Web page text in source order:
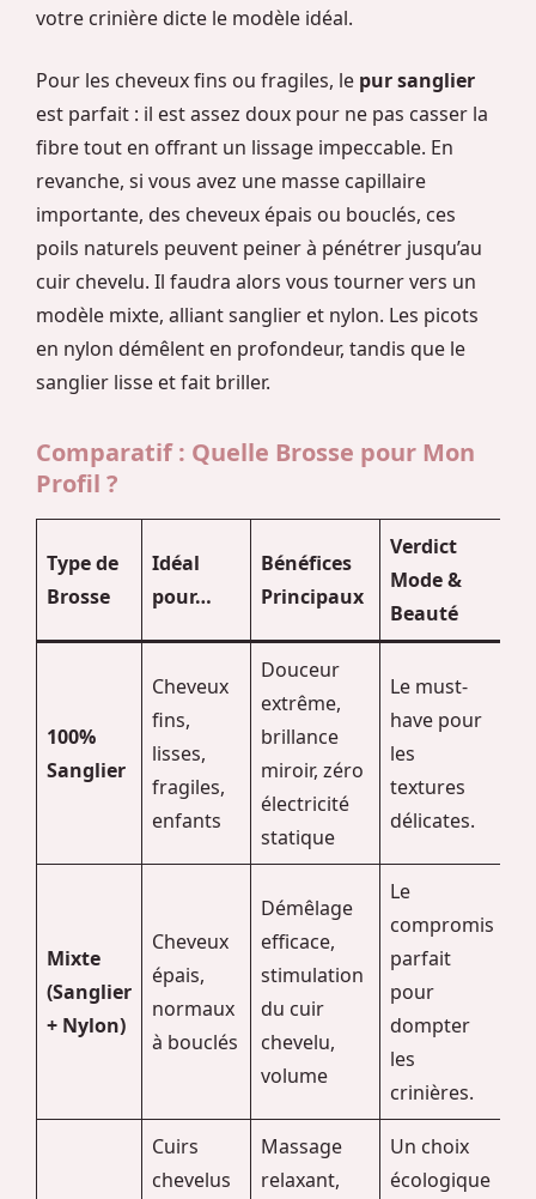
votre crinière dicte le modèle idéal.
Pour les cheveux fins ou fragiles, le pur sanglier
est parfait : il est assez doux pour ne pas casser la
fibre tout en offrant un lissage impeccable. En
revanche, si vous avez une masse capillaire
importante, des cheveux épais ou bouclés, ces
poils naturels peuvent peiner à pénétrer jusqu’au
cuir chevelu. Il faudra alors vous tourner vers un
modèle mixte, alliant sanglier et nylon. Les picots
en nylon démêlent en profondeur, tandis que le
sanglier lisse et fait briller.
Comparatif : Quelle Brosse pour Mon
Profil ?
Type de
Brosse
Idéal
pour…
Bénéfices
Principaux
Verdict
Mode &
Beauté
100%
Sanglier
Cheveux
fins,
lisses,
fragiles,
enfants
Douceur
extrême,
brillance
miroir, zéro
électricité
statique
Le must-
have pour
les
textures
délicates.
Mixte
(Sanglier
+ Nylon)
Cheveux
épais,
normaux
à bouclés
Démêlage
efficace,
stimulation
du cuir
chevelu,
volume
Le
compromis
parfait
pour
dompter
les
crinières.
Cuirs
chevelus
Massage
relaxant,
Un choix
écologique